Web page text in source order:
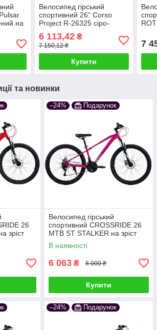
на
Велосипед гірський
спортивний 26" Corso
Project R-26325 сіро-
помаранчевий на зріст
130-145 см УЦІНКА
ПОДРЯПИНИ НА РАМІ !
6 113,42₴
7 150,12 ₴
Купити
см
7
та новинки
26
зріст
–24% Подарунок
Велосипед гірський
спортивний CROSSRIDE 26
MTB ST STALKER на зріст
130-145 см рожевий
В наявності
6 063 ₴ 8 000 ₴
Купити
–24% Подарунок